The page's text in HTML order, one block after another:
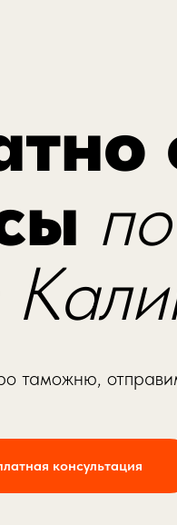
таможню,
консультация